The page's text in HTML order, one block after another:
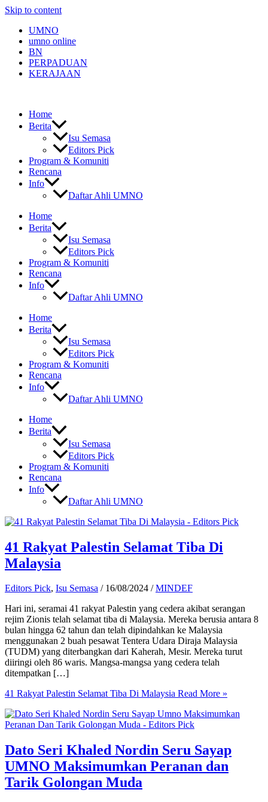
Skip to content
UMNO
umno online
BN
PERPADUAN
KERAJAAN
Home
Berita
Isu Semasa
Editors Pick
Program & Komuniti
Rencana
Info
Daftar Ahli UMNO
Home
Berita
Isu Semasa
Editors Pick
Program & Komuniti
Rencana
Info
Daftar Ahli UMNO
Home
Berita
Isu Semasa
Editors Pick
Program & Komuniti
Rencana
Info
Daftar Ahli UMNO
Home
Berita
Isu Semasa
Editors Pick
Program & Komuniti
Rencana
Info
Daftar Ahli UMNO
41 Rakyat Palestin Selamat Tiba Di
Malaysia
Editors Pick, Isu Semasa / 16/08/2024 /MINDEF
Hari ini, seramai 41 rakyat Palestin yang cedera akibat serangan
rejim Zionis telah selamat tiba di Malaysia. Mereka berusia antara 8
bulan hingga 62 tahun dan telah dipindahkan ke Malaysia
menggunakan 2 buah pesawat Tentera Udara Diraja Malaysia
(TUDM) yang diterbangkan dari Kaherah, Mesir. Mereka turut
diiringi oleh 86 waris. Mangsa-mangsa yang cedera telah
ditempatkan […]
41 Rakyat Palestin Selamat Tiba Di Malaysia Read More »
Dato Seri Khaled Nordin Seru Sayap
UMNO Maksimumkan Peranan dan
Tarik Golongan Muda